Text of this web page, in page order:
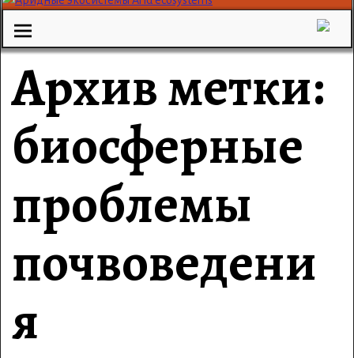
Архив метки:
биосферные
проблемы
почвоведени
я